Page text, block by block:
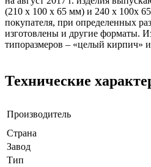
(210 x 100 x 65 мм) и 240 х 100х
покупателя, при определенных
изготовлены и другие форматы.
типоразмеров – «целый кирпич»
Технические
Производитель
Страна
Завод
Тип